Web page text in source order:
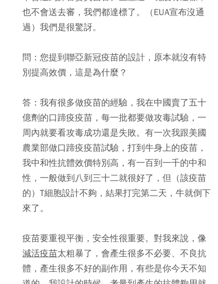
也不會送去審，我們都達標了。（EUA宣布沒通
過）我們是很驚訝。
問：您提到聯亞新冠疫苗的設計，原本就沒有特
別提高效價，這是為什麼？
答：我有很多做疫苗的經驗，我在中國賣了五十
億劑的口蹄疫疫苗，每一批都要做攻毒試驗，一
周內就要看攻毒成功還是失敗。有一次我跟美國
農業部做口蹄疫疫苗試驗，打到牛身上的疫苗，
我中和性抗體效價特別高，有一百到一千的中和
性，一般做到八到三十二就很好了，但（該疫苗
的）T細胞設計不夠，結果打完第二天，牛就倒下
來了。
疫苗要重視平衡，安全性很重要。對我來說，像
減活疫苗太粗暴了，會產生很多不必要、不良抗
體，產生很多不好的副作用，有些是你今天不知